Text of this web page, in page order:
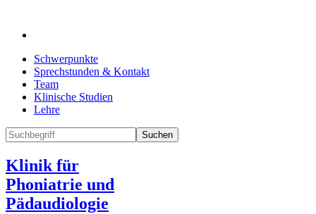
Schwerpunkte
Sprechstunden & Kontakt
Team
Klinische Studien
Lehre
Suchen
Klinik für
Phoniatrie und
Pädaudiologie